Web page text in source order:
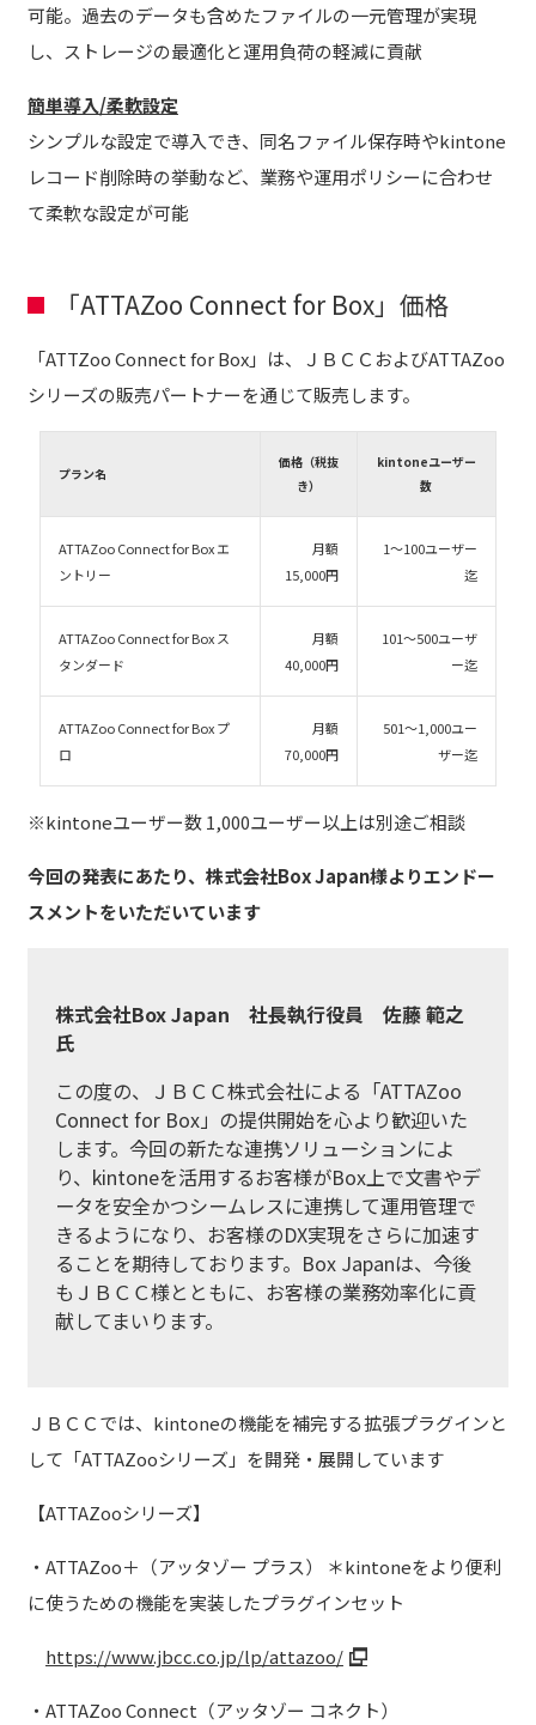
可能。過去のデータも含めたファイルの一元管理が実現
し、ストレージの最適化と運用負荷の軽減に貢献
簡単導入/柔軟設定
シンプルな設定で導入でき、同名ファイル保存時やkintone
レコード削除時の挙動など、業務や運用ポリシーに合わせ
て柔軟な設定が可能
「ATTAZoo Connect for Box」価格
「ATTZoo Connect for Box」は、ＪＢＣＣおよびATTAZoo
シリーズの販売パートナーを通じて販売します。
プラン名
価格（税抜
き）
kintoneユーザー
数
ATTAZoo Connect for Box エ
ントリー
月額
15,000円
1～100ユーザー
迄
ATTAZoo Connect for Box ス
タンダード
月額
40,000円
101～500ユーザ
ー迄
ATTAZoo Connect for Box プ
ロ
月額
70,000円
501～1,000ユー
ザー迄
※kintoneユーザー数 1,000ユーザー以上は別途ご相談
今回の発表にあたり、株式会社Box Japan様よりエンドー
スメントをいただいています
株式会社Box Japan 社長執行役員 佐藤 範之
氏
この度の、ＪＢＣＣ株式会社による「ATTAZoo
Connect for Box」の提供開始を心より歓迎いた
します。今回の新たな連携ソリューションによ
り、kintoneを活用するお客様がBox上で文書やデ
ータを安全かつシームレスに連携して運用管理で
きるようになり、お客様のDX実現をさらに加速す
ることを期待しております。Box Japanは、今後
もＪＢＣＣ様とともに、お客様の業務効率化に貢
献してまいります。
ＪＢＣＣでは、kintoneの機能を補完する拡張プラグインと
して「ATTAZooシリーズ」を開発・展開しています
【ATTAZooシリーズ】
・ATTAZoo＋（アッタゾー プラス） ＊kintoneをより便利
に使うための機能を実装したプラグインセット
https://www.jbcc.co.jp/lp/attazoo/
・ATTAZoo Connect（アッタゾー コネクト）